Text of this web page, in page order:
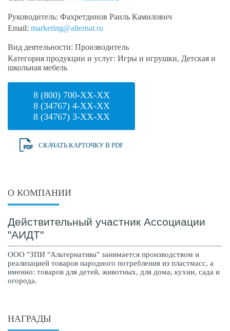
Руководитель: Фахретдинов Раиль Камилович
Email: marketing@alternat.ru
Вид деятельности: Производитель
Категория продукции и услуг: Игры и игрушки, Детская и
школьная мебель
8 (800) 700-XX-XX
8 (34767) 4-XX-XX
8 (34767) 3-XX-XX
СКАЧАТЬ КАРТОЧКУ В PDF
О КОМПАНИИ
Действительный участник Ассоциации
"АИДТ"
ООО "ЗПИ "Альтернатива" занимается производством и
реализацией товаров народного потребления из пластмасс, а
именно: товаров для детей, животных, для дома, кухни, сада и
огорода.
НАГРАДЫ